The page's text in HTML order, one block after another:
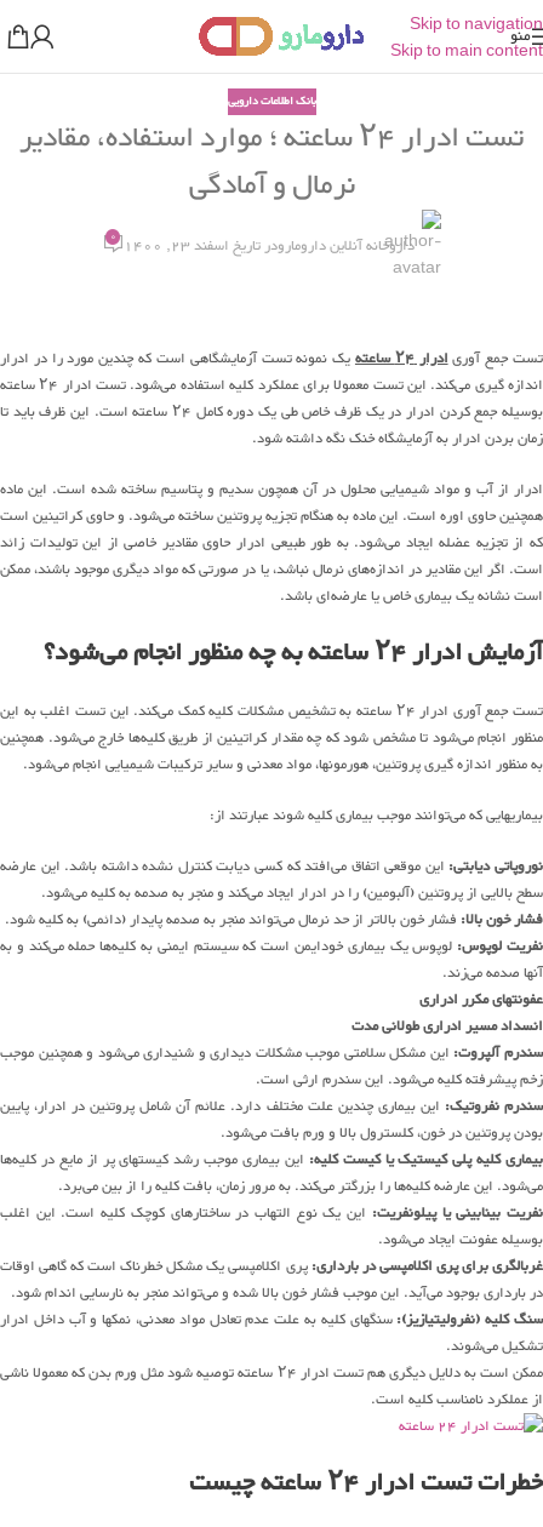
Skip to navigation
Skip to main content
منو
بانک اطلاعات دارویی
تست ادرار ۲۴ ساعته ؛ موارد استفاده، مقادیر
نرمال و آمادگی
داروخانه آنلاین دارومارودر تاریخ اسفند 23, 1400 0
تست جمع آوریادرار ۲۴ ساعته
یک نمونه تست آزمایشگاهی است که چندین مورد را در ادرار
اندازه گیری می‌کند. این تست معمولا برای عملکرد کلیه استفاده می‌شود. تست ادرار ۲۴ ساعته
بوسیله جمع کردن ادرار در یک ظرف خاص طی یک دوره کامل ۲۴ ساعته است. این ظرف باید تا
زمان بردن ادرار به آزمایشگاه خنک نگه داشته شود.
ادرار از آب و مواد شیمیایی محلول در آن همچون سدیم و پتاسیم ساخته شده است. این ماده
همچنین حاوی اوره است. این ماده به هنگام تجزیه پروتئین ساخته می‌شود. و حاوی کراتینین است
که از تجزیه عضله ایجاد می‌شود. به طور طبیعی ادرار حاوی مقادیر خاصی از این تولیدات زائد
است. اگر این مقادیر در اندازه‌های نرمال نباشد، یا در صورتی که مواد دیگری موجود باشند، ممکن
است نشانه یک بیماری خاص یا عارضه‌ای باشد.
آزمایش ادرار ۲۴ ساعته به چه منظور انجام می‌شود؟
تست جمع آوری ادرار ۲۴ ساعته به تشخیص مشکلات کلیه کمک می‌کند. این تست اغلب به این
منظور انجام می‌شود تا مشخص شود که چه مقدار کراتینین از طریق کلیه‌ها خارج می‌شود. همچنین
به منظور اندازه گیری پروتئین، هورمونها، مواد معدنی و سایر ترکیبات شیمیایی انجام می‌شود.
بیماریهایی که می‌توانند موجب بیماری کلیه شوند عبارتند از:
نوروپاتی دیابتی: این موقعی اتفاق می‌افتد که کسی دیابت کنترل نشده داشته باشد. این عارضه
سطح بالایی از پروتئین (آلبومین) را در ادرار ایجاد می‌کند و منجر به صدمه به کلیه می‌شود.
فشار خون بالا: فشار خون بالاتر از حد نرمال می‌تواند منجر به صدمه پایدار (دائمی) به کلیه شود.
نفریت لوپوس: لوپوس یک بیماری خودایمن است که سیستم ایمنی به کلیه‌ها حمله می‌کند و به
آنها صدمه می‌زند.
عفونتهای مکرر ادراری
انسداد مسیر ادراری طولانی مدت
سندرم آلپروت: این مشکل سلامتی موجب مشکلات دیداری و شنیداری می‌شود و همچنین موجب
زخم پیشرفته کلیه می‌شود. این سندرم ارثی است.
سندرم نفروتیک: این بیماری چندین علت مختلف دارد. علائم آن شامل پروتئین در ادرار، پایین
بودن پروتئین در خون، کلسترول بالا و ورم بافت می‌شود.
بیماری کلیه پلی کیستیک یا کیست کلیه: این بیماری موجب رشد کیستهای پر از مایع در کلیه‌ها
می‌شود. این عارضه کلیه‌ها را بزرگتر می‌کند. به مرور زمان، بافت کلیه را از بین می‌برد.
نفریت بینابینی یا پیلونفریت: این یک نوع التهاب در ساختارهای کوچک کلیه است. این اغلب
بوسیله عفونت ایجاد می‌شود.
غربالگری برای پری اکلامپسی در بارداری:پری اکلامپسی یک مشکل خطرناک است که گاهی اوقات
در بارداری بوجود می‌آید. این موجب فشار خون بالا شده و می‌تواند منجر به نارسایی اندام شود.
سنگ کلیه (نفرولیتیازیز):سنگهای کلیه به علت عدم تعادل مواد معدنی، نمکها و آب داخل ادرار
تشکیل می‌شوند.
ممکن است به دلایل دیگری هم تست ادرار ۲۴ ساعته توصیه شود مثل ورم بدن که معمولا ناشی
از عملکرد نامناسب کلیه است.
خطرات تست ادرار ۲۴ ساعته چیست